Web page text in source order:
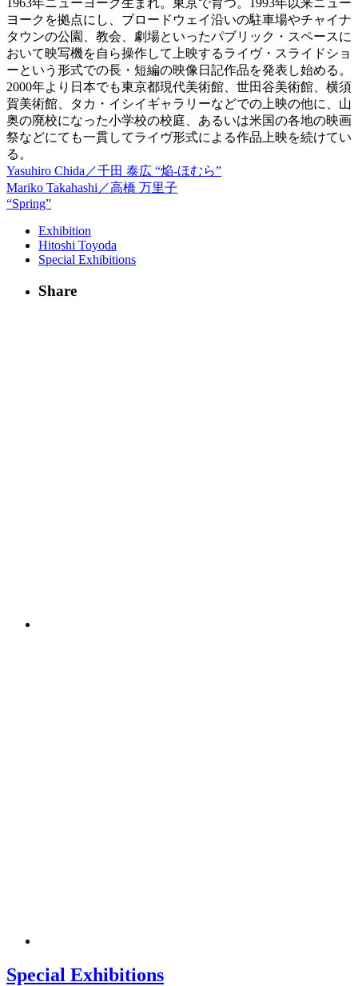
1963年ニューヨーク生まれ。東京で育つ。1993年以来ニュー
ヨークを拠点にし、ブロードウェイ沿いの駐車場やチャイナ
タウンの公園、教会、劇場といったパブリック・スペースに
おいて映写機を自ら操作して上映するライヴ・スライドショ
ーという形式での長・短編の映像日記作品を発表し始める。
2000年より日本でも東京都現代美術館、世田谷美術館、横須
賀美術館、タカ・イシイギャラリーなどでの上映の他に、山
奥の廃校になった小学校の校庭、あるいは米国の各地の映画
祭などにても一貫してライヴ形式による作品上映を続けてい
る。
Yasuhiro Chida／千田 泰広 “焔-ほむら”
Mariko Takahashi／高橋 万里子
“Spring”
Exhibition
Hitoshi Toyoda
Special Exhibitions
Share
Special Exhibitions